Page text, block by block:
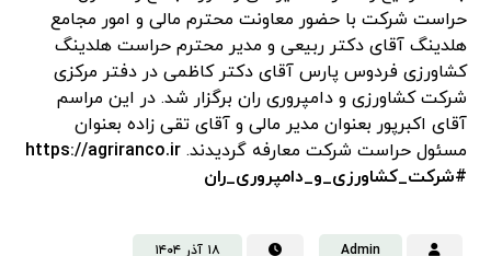
حراست شرکت با حضور معاونت محترم مالی و امور مجامع
هلدینگ آقای دکتر ربیعی و مدیر محترم حراست هلدینگ
کشاورزی فردوس پارس آقای دکتر کاظمی در دفتر مرکزی
شرکت کشاورزی و دامپروری ران برگزار شد. در این مراسم
آقای اکبرپور بعنوان مدیر مالی و آقای تقی زاده بعنوان
مسئول حراست شرکت معارفه گردیدند.https://agriranco.ir
#شرکت_کشاورزی_و_دامپروری_ران
Admin ۱۸ آذر ۱۴۰۴